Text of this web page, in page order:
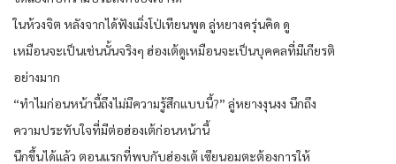
ในห้วงจิต หลังจากได้ฟังเมิ่งโป่เทียนพูด ลู่หยางครุ่นคิด ดู
เหมือนจะเป็นเช่นนั้นจริงๆ ฮ่องเต้ดูเหมือนจะเป็นบุคคลที่มีเกียรติ
อย่างมาก
“ทำไมก่อนหน้านี้ถึงไม่มีความรู้สึกแบบนี้?” ลู่หยางงุนงง นึกถึง
ความประทับใจที่มีต่อฮ่องเต้ก่อนหน้านี้
นึกขึ้นได้แล้ว ตอนแรกที่พบกับฮ่องเต้ เซียนอมตะต้องการให้